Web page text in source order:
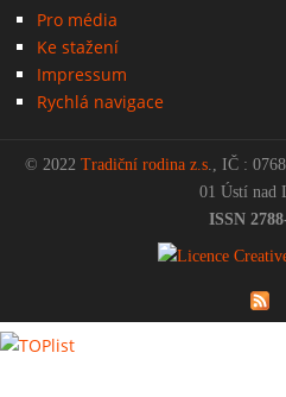
Pro média
Ke stažení
Impressum
Rychlá navigace
© 2022 Tradiční rodina z.s., IČ :
01 Ústí nad
ISSN